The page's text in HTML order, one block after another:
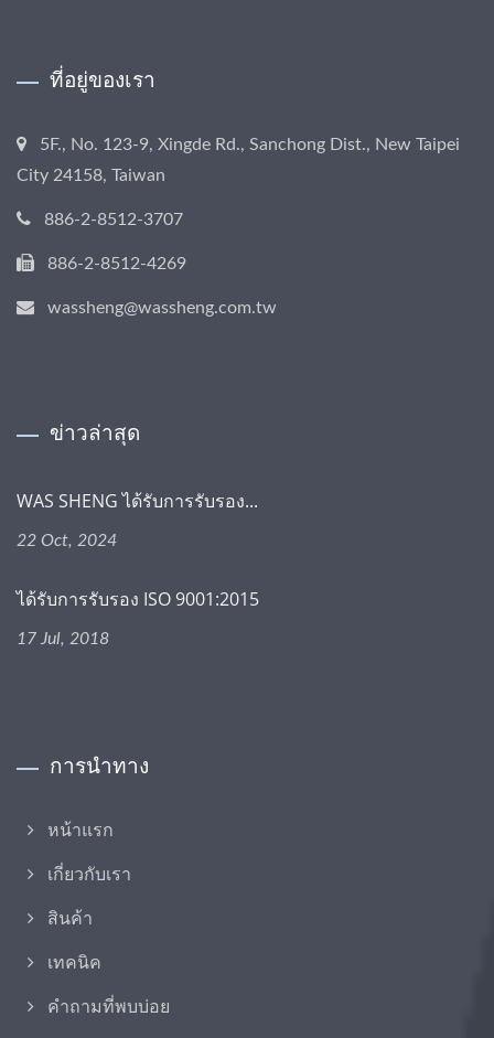
ที่อยู่ของเรา
5F., No. 123-9, Xingde Rd., Sanchong Dist., New Taipei
City 24158, Taiwan
886-2-8512-3707
886-2-8512-4269
wassheng@wassheng.com.tw
ข่าวล่าสุด
WAS SHENG ได้รับการรับรอง...
22 Oct, 2024
ได้รับการรับรอง ISO 9001:2015
17 Jul, 2018
การนำทาง
หน้าแรก
เกี่ยวกับเรา
สินค้า
เทคนิค
คำถามที่พบบ่อย